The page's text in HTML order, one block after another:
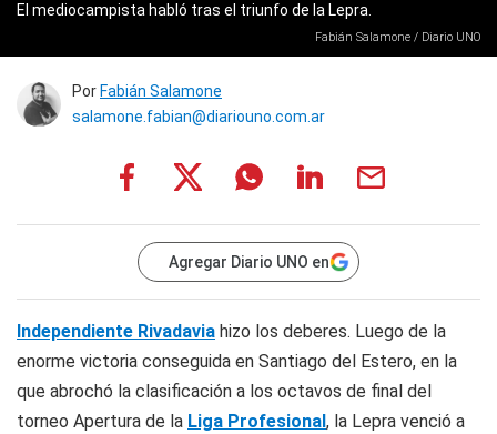
El mediocampista habló tras el triunfo de la Lepra.
Fabián Salamone / Diario UNO
Por Fabián Salamone
salamone.fabian@diariouno.com.ar
Agregar Diario UNO en
Independiente Rivadavia hizo los deberes. Luego de la
enorme victoria conseguida en Santiago del Estero, en la
que abrochó la clasificación a los octavos de final del
torneo Apertura de la Liga Profesional , la Lepra venció a